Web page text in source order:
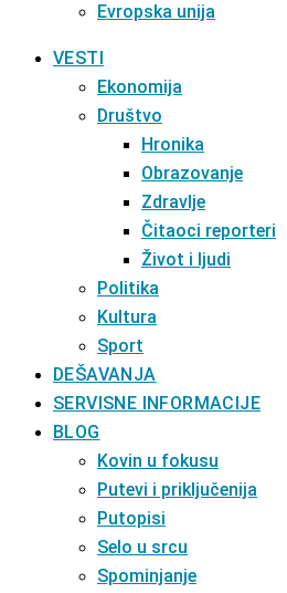
Evropska unija
VESTI
Ekonomija
Društvo
Hronika
Obrazovanje
Zdravlje
Čitaoci reporteri
Život i ljudi
Politika
Kultura
Sport
DEŠAVANJA
SERVISNE INFORMACIJE
BLOG
Kovin u fokusu
Putevi i priključenija
Putopisi
Selo u srcu
Spominjanje